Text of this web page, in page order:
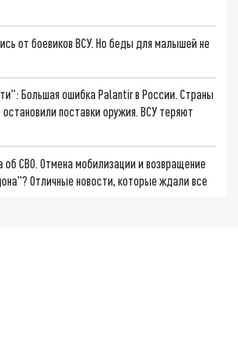
от боевиков ВСУ. Но беды для малышей не
Большая ошибка Palantir в России. Страны
поставки оружия. ВСУ теряют
об СВО. Отмена мобилизации и возвращение
Отличные новости, которые ждали все